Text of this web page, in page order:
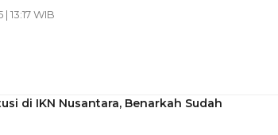
13:17 WIB
di IKN Nusantara, Benarkah Sudah